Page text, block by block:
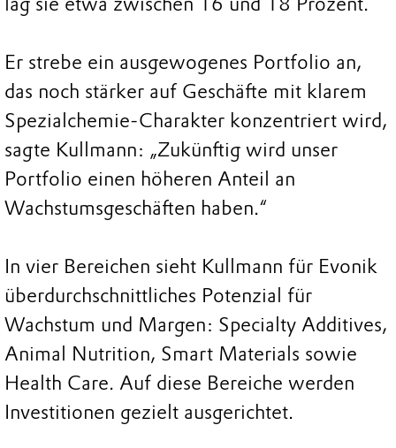
Er strebe ein ausgewogenes Portfolio an,
das noch stärker auf Geschäfte mit klarem
Spezialchemie-Charakter konzentriert wird,
sagte Kullmann: „Zukünftig wird unser
Portfolio einen höheren Anteil an
Wachstumsgeschäften haben.“
In vier Bereichen sieht Kullmann für Evonik
überdurchschnittliches Potenzial für
Wachstum und Margen: Specialty Additives,
Animal Nutrition, Smart Materials sowie
Health Care. Auf diese Bereiche werden
Investitionen gezielt ausgerichtet.